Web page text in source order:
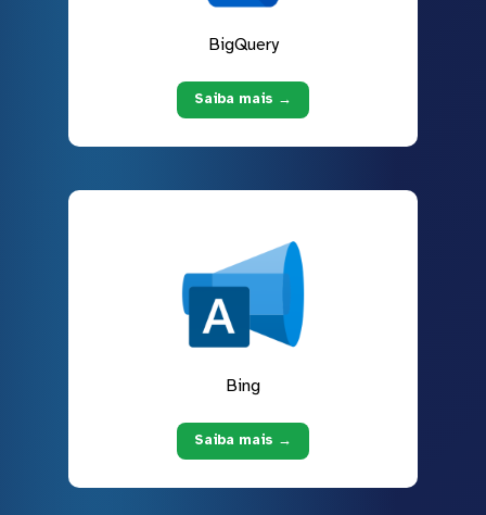
BigQuery
Saiba mais →
Bing
Saiba mais →